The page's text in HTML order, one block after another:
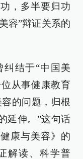
，多半要归功
容”辩证关系的
纠结于“中国美
从事健康教育
的问题，归根
延伸。”这句话
康与美容》的
解读、科学普